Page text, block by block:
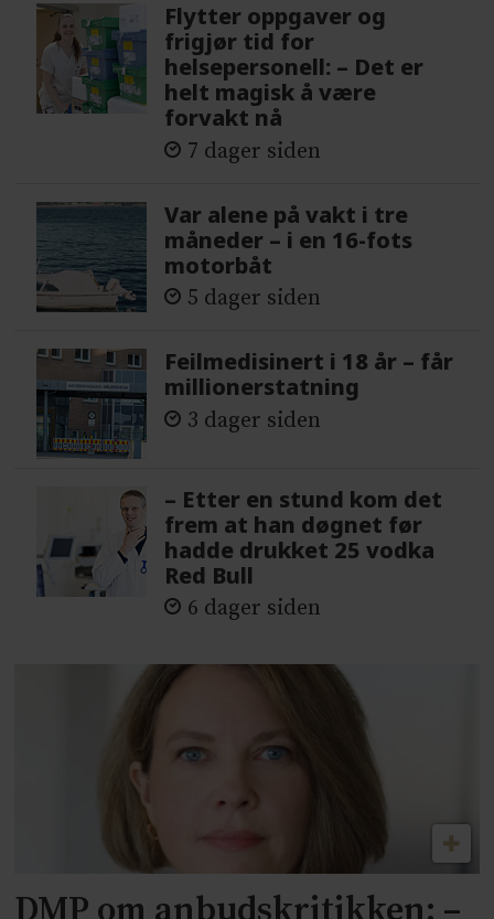
Flytter oppgaver og
frigjør tid for
helsepersonell: – Det er
helt magisk å være
forvakt nå
7 dager siden
Var alene på vakt i tre
måneder – i en 16-fots
motorbåt
5 dager siden
Feilmedisinert i 18 år – får
millionerstatning
3 dager siden
– Etter en stund kom det
frem at han døgnet før
hadde drukket 25 vodka
Red Bull
6 dager siden